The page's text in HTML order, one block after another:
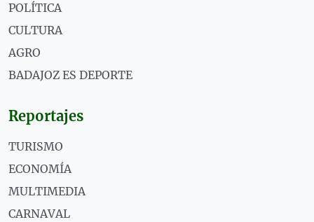
POLÍTICA
CULTURA
AGRO
BADAJOZ ES DEPORTE
Reportajes
TURISMO
ECONOMÍA
MULTIMEDIA
CARNAVAL